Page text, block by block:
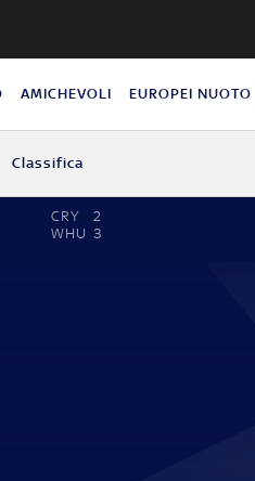
AMICHEVOLI EUROPEI NUOTO
Classifica
CRY
2
WHU 3